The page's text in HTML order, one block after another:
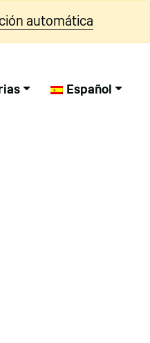
automática
Español